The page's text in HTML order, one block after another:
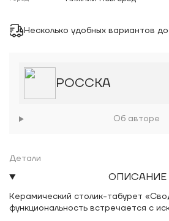
Несколько удобных вариантов
РОССКА
Об авторе
Детали
ОПИСАНИЕ
Керамический столик-табурет
функциональность встречается с